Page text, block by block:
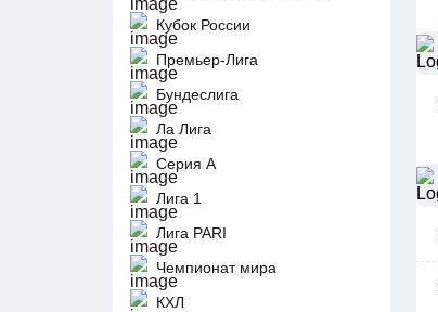
Кубок России
Премьер-Лига
Бундеслига
Ла Лига
Серия А
Лига 1
Лига PARI
Чемпионат мира
КХЛ